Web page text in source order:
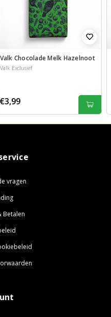
Valk Chocolade Melk Hazelnoot
Valk Exclusief
€3,99
vragen
Betalen